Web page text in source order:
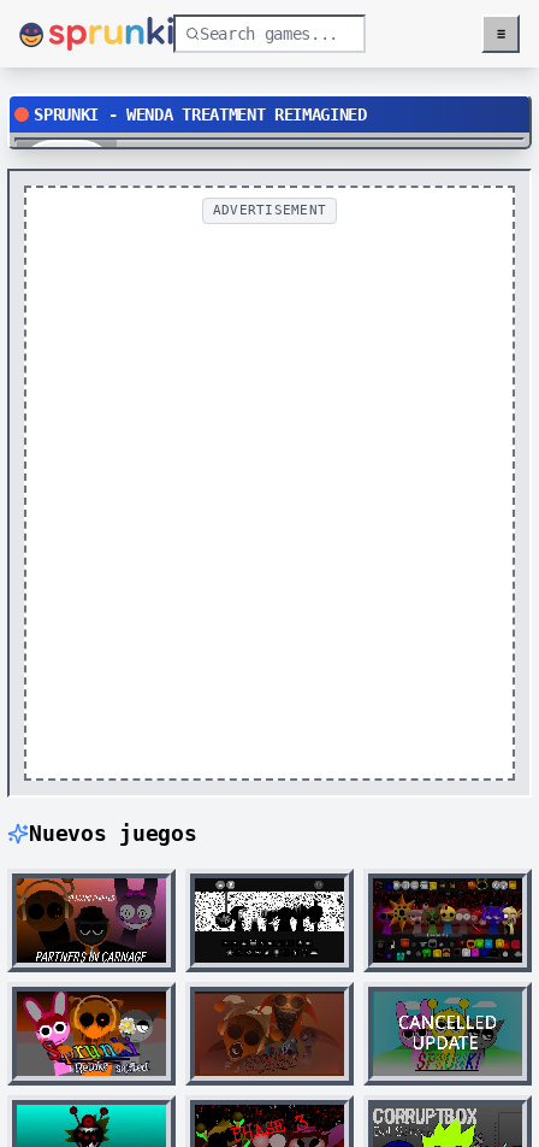
Menu
≡
SPRUNKI - WENDA TREATMENT REIMAGINED
Play
ADVERTISEMENT
Nuevos juegos